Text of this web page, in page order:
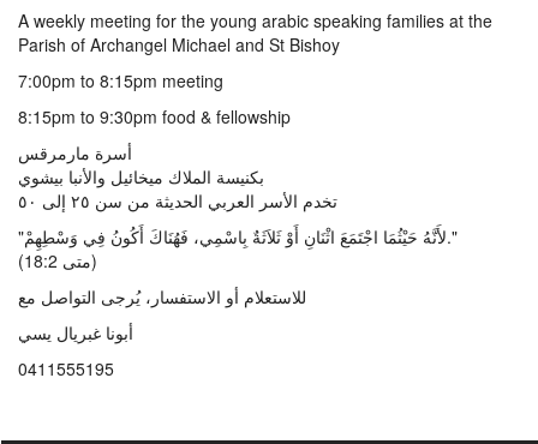
A weekly meeting for the young arabic speaking families at the
Parish of Archangel Michael and St Bishoy
7:00pm to 8:15pm meeting
8:15pm to 9:30pm food & fellowship
أسرة مارمرقس
تخدم الأسر العربي الحديثة من سن ٢٥ إلى ٥٠
"لأَنَّهُ حَيْثُمَا اجْتَمَعَ اثْنَانِ أَوْ ثَلاَثَةٌ بِاسْمِي، فَهُنَاكَ أَكُونُ فِي وَسْطِهِمْ."
(متى 18:2)
0411555195